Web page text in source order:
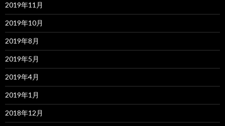
2019年11月
2019年10月
2019年8月
2019年5月
2019年4月
2019年1月
2018年12月